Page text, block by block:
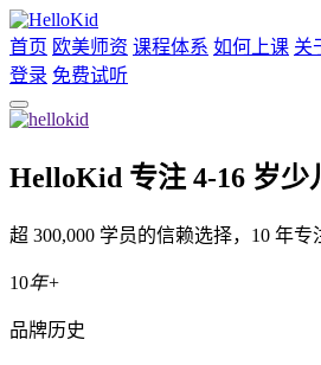
首页 欧美师资 课程体系 如何上课 关
登录 免费试听
HelloKid 专注 4-16 岁少
超 300,000 学员的信赖选择，10 年专
10年+
品牌历史